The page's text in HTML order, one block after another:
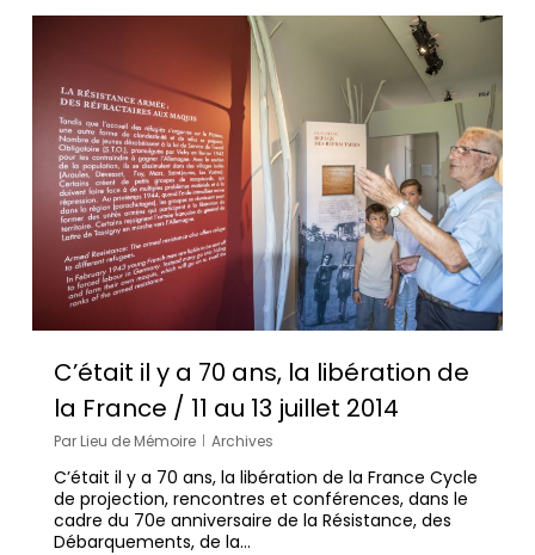
C’était il y a 70 ans, la libération de
la France / 11 au 13 juillet 2014
Par Lieu de Mémoire Archives
C’était il y a 70 ans, la libération de la France Cycle
de projection, rencontres et conférences, dans le
cadre du 70e anniversaire de la Résistance, des
Débarquements, de la…